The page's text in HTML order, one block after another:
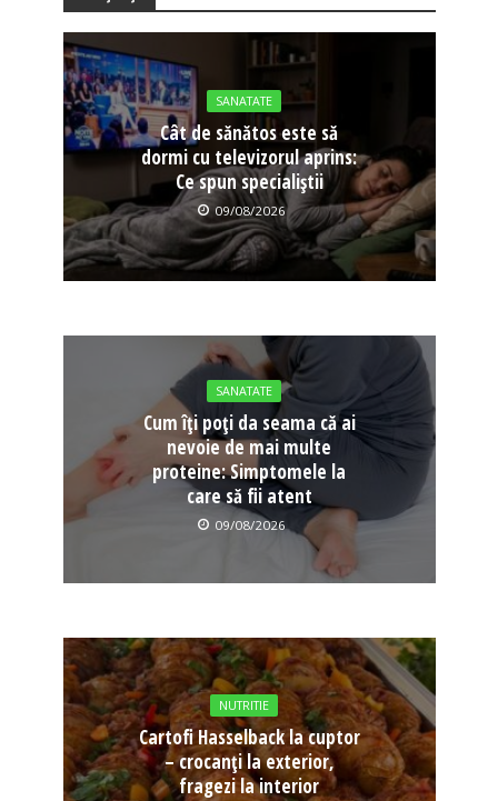
SANATATE
Cât de sănătos este să
dormi cu televizorul aprins:
Ce spun specialiștii
09/08/2026
SANATATE
Cum îți poți da seama că ai
nevoie de mai multe
proteine: Simptomele la
care să fii atent
09/08/2026
NUTRITIE
Cartofi Hasselback la cuptor
– crocanți la exterior,
fragezi la interior